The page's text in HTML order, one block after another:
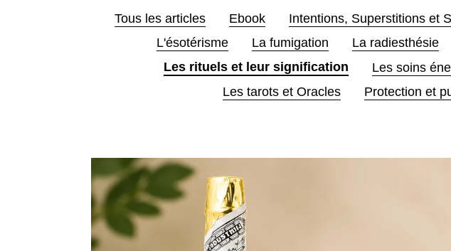
Tous les articles Ebook Intentions, Superstitions et
L'ésotérisme
La fumigation La radiesthésie
Les rituels et leur signification
Les soins
Les tarots et Oracles
Protection et